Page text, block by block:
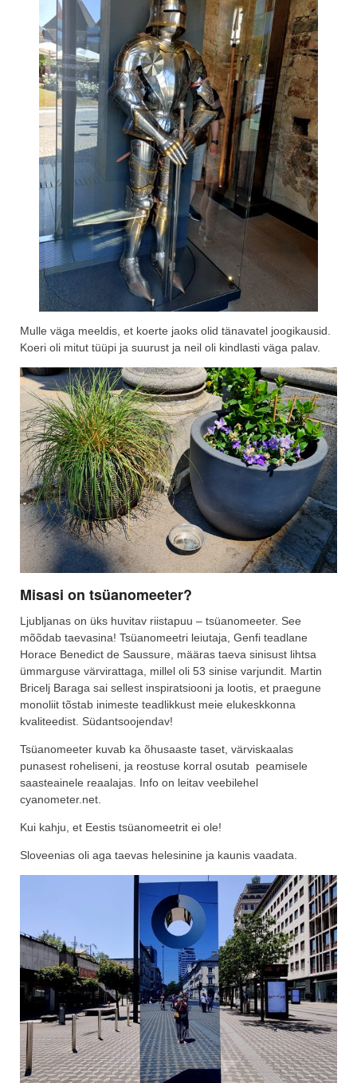
Mulle väga meeldis, et koerte jaoks olid tänavatel joogikausid.
Koeri oli mitut tüüpi ja suurust ja neil oli kindlasti väga palav.
Misasi on tsüanomeeter?
Ljubljanas on üks huvitav riistapuu – tsüanomeeter. See
mõõdab taevasina! Tsüanomeetri leiutaja, Genfi teadlane
Horace Benedict de Saussure, määras taeva sinisust lihtsa
ümmarguse värvirattaga, millel oli 53 sinise varjundit. Martin
Bricelj Baraga sai sellest inspiratsiooni ja lootis, et praegune
monoliit tõstab inimeste teadlikkust meie elukeskkonna
kvaliteedist. Südantsoojendav!
Tsüanomeeter kuvab ka õhusaaste taset, värviskaalas
punasest roheliseni, ja reostuse korral osutab peamisele
saasteainele reaalajas. Info on leitav veebilehel
cyanometer.net.
Kui kahju, et Eestis tsüanomeetrit ei ole!
Sloveenias oli aga taevas helesinine ja kaunis vaadata.